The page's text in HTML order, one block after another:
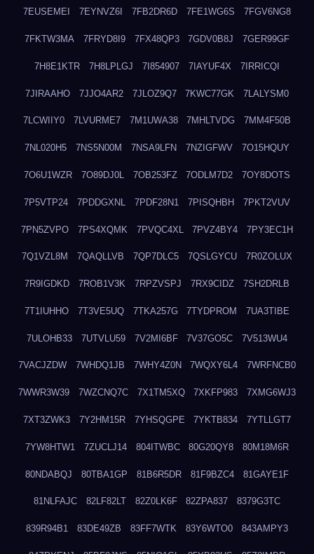
7EUSEMEI 7EYNVZ6I 7FB2DR6D 7FE1WG6S 7FGV6NG8
7FKTW3MA 7FRYD8I9 7FX48QP3 7GDV0B8J 7GER99GF
7H8E1KTR 7H8LPLGJ 7I854907 7IAYUF4X 7IRRICQI
7JIRAAHO 7JJO4AR2 7JLOZ9Q7 7KWC77GK 7LALYSM0
7LCWIIY0 7LVURME7 7M1UWA38 7MHLTVDG 7MM4F50B
7NL020H5 7NS5N00M 7NSA9LFN 7NZIGFWV 7O15HQUY
7O6U1WZR 7O89DJ0L 7OB253FZ 7ODLM7D2 7OY8DOTS
7P5VTP24 7PDDGXNL 7PDF28N1 7PISQHBH 7PKT2VUV
7PN5ZVPO 7PS4XQMK 7PVQC4XL 7PVZ4BY4 7PY3EC1H
7Q1VZL8M 7QAQLLVB 7QP7DLC5 7QSLGYCU 7R0ZOLUX
7R9IGDKD 7ROB1V3K 7RPZVSPJ 7RX9CIDZ 7SH2DRLB
7T1IUHHO 7T3VE5UQ 7TKA257G 7TYDPROM 7UA3TIBE
7ULOHB33 7UTVLU59 7V2MI6BF 7V37GO5C 7V513WU4
7VACJZDW 7WHDQ1JB 7WHY4Z0N 7WQXY6L4 7WRFNCB0
7WWR3W39 7WZCNQ7C 7X1TM5XQ 7XKFP983 7XMG6WJ3
7XT3ZWK3 7Y2HM15R 7YHSQGPE 7YKTB834 7YTLLGT7
7YW8HTW1 7ZUCLJ14 804ITWBC 80G20QY8 80M18M6R
80NDABQJ 80TBA1GP 81B6R5DR 81F9BZC4 81GAYE1F
81NLFAJC 82LF82LT 82Z0LK6F 82ZPA837 8379G3TC
839R94B1 83DE49ZB 83FF7WTK 83Y6WTO0 843AMPY3